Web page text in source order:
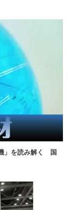
」を読み解く 国